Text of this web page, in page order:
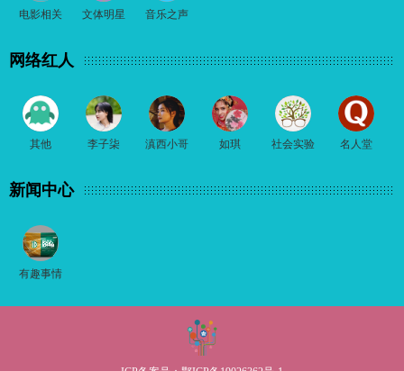
电影相关 文体明星 音乐之声
网络红人
其他 李子柒 滇西小哥 如琪 社会实验 名人堂
新闻中心
有趣事情